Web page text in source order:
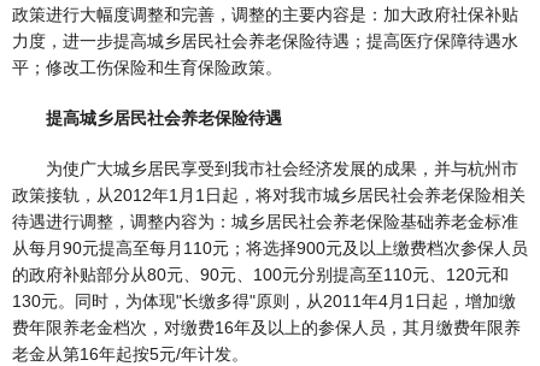
政策进行大幅度调整和完善，调整的主要内容是：加大政府社保补贴
力度，进一步提高城乡居民社会养老保险待遇；提高医疗保障待遇水
平；修改工伤保险和生育保险政策。
提高城乡居民社会养老保险待遇
为使广大城乡居民享受到我市社会经济发展的成果，并与杭州市
政策接轨，从2012年1月1日起，将对我市城乡居民社会养老保险相关
待遇进行调整，调整内容为：城乡居民社会养老保险基础养老金标准
从每月90元提高至每月110元；将选择900元及以上缴费档次参保人员
的政府补贴部分从80元、90元、100元分别提高至110元、120元和
130元。同时，为体现"长缴多得"原则，从2011年4月1日起，增加缴
费年限养老金档次，对缴费16年及以上的参保人员，其月缴费年限养
老金从第16年起按5元/年计发。